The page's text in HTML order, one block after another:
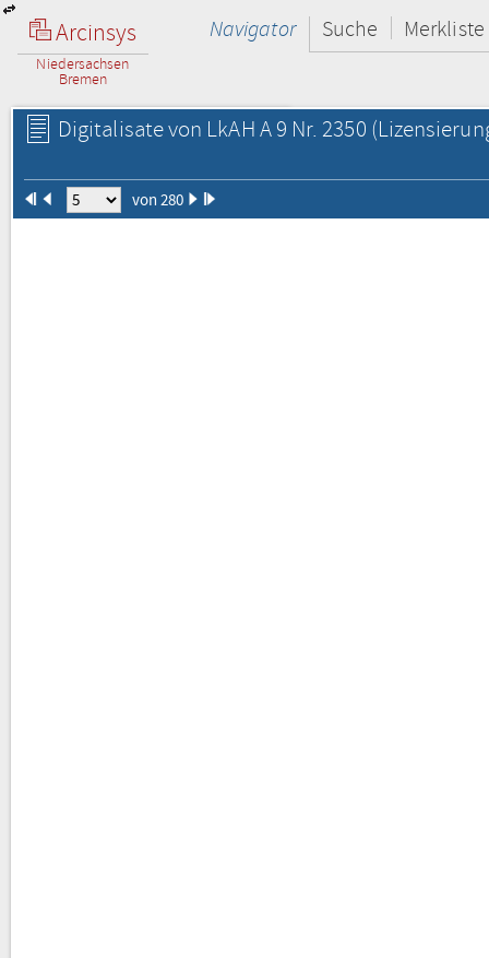
Arcinsys
Niedersachsen
Bremen
Navigator Suche Merkliste
Digitalisate von LkAH A 9 Nr. 2350
von 280